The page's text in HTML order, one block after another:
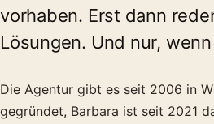
vorhaben. Erst dann
Lösungen. Und nur,
Die Agentur gibt es seit 2006 in
gegründet, Barbara ist seit 2021